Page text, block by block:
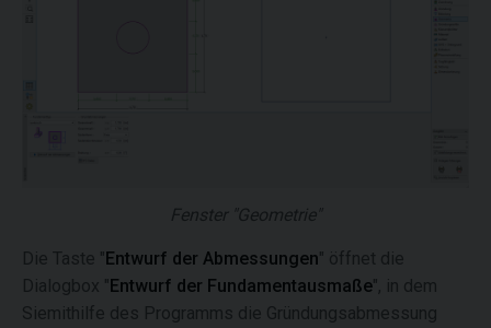
Fenster "Geometrie"
Die Taste " Entwurf der Abmessungen" öffnet die
Dialogbox " Entwurf der Fundamentausmaße", in dem
Siemithilfe des Programms die Gründungsabmessung